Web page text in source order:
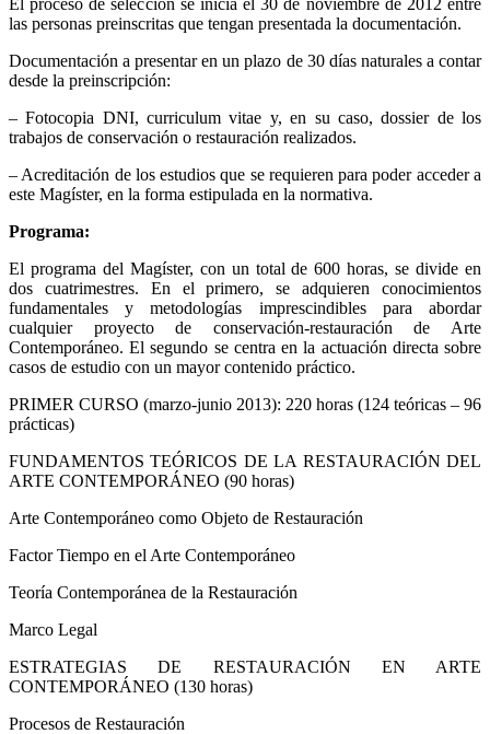
las personas preinscritas que tengan presentada la documentación.
Documentación a presentar en un plazo de 30 días naturales a contar
desde la preinscripción:
– Fotocopia DNI, curriculum vitae y, en su caso, dossier de los
trabajos de conservación o restauración realizados.
– Acreditación de los estudios que se requieren para poder acceder a
este Magíster, en la forma estipulada en la normativa.
Programa:
El programa del Magíster, con un total de 600 horas, se divide en
dos cuatrimestres. En el primero, se adquieren conocimientos
fundamentales y metodologías imprescindibles para abordar
cualquier proyecto de conservación-restauración de Arte
Contemporáneo. El segundo se centra en la actuación directa sobre
casos de estudio con un mayor contenido práctico.
PRIMER CURSO (marzo-junio 2013): 220 horas (124 teóricas – 96
prácticas)
FUNDAMENTOS TEÓRICOS DE LA RESTAURACIÓN DEL
ARTE CONTEMPORÁNEO (90 horas)
Arte Contemporáneo como Objeto de Restauración
Factor Tiempo en el Arte Contemporáneo
Teoría Contemporánea de la Restauración
Marco Legal
ESTRATEGIAS DE RESTAURACIÓN EN ARTE
CONTEMPORÁNEO (130 horas)
Procesos de Restauración